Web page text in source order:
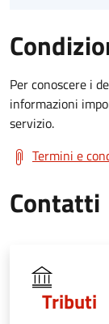
Per conoscere i
informazioni
servizio.
Termini e
Contatti
Tributi